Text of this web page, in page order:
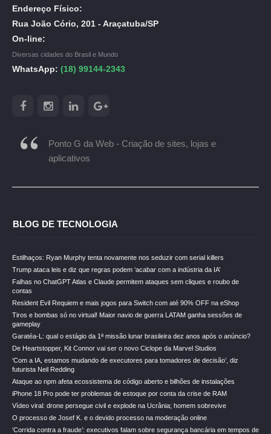
Endereço Físico:
Rua João Cório, 201 - Araçatuba/SP
On-line:
Diversas cidades do Brasil e Mundo
WhatsApp: (18) 99144-2343
Ponto G da Web - Criação de sites, lojas e
aplicativos
BLOG DE TECNOLOGIA
Estilhaços: Ryan Murphy tenta novamente nos seduzir com serial killers
Trump ataca leis e diz que regras podem ‘acabar com a indústria da IA’
Falhas no ChatGPT Atlas e Claude permitem ataques sem cliques e roubo de
contas
Resident Evil Requiem e mais jogos para Switch com até 90% OFF na eShop
Tiros e bombas só no virtual! Maior navio de guerra LATAM ganha sessões de
gameplay
Garatéa-L: qual o estágio da 1ª missão lunar brasileira dez anos após o anúncio?
De Heartstopper, Kit Connor vai ser o novo Ciclope da Marvel Studios
‘Com a IA, estamos mudando de executores para tomadores de decisão’, diz
futurista Neil Redding
Ataque ao npm afeta ecossistema de código aberto e bilhões de instalações
iPhone 18 Pro pode ter problemas de estoque por conta da crise de RAM
Vídeo viral: drone persegue civil e explode na Ucrânia; homem sobrevive
O processo de Josef K. e o devido processo na moderação online
‘Corrida contra a fraude’: executivos falam sobre segurança bancária em tempos de